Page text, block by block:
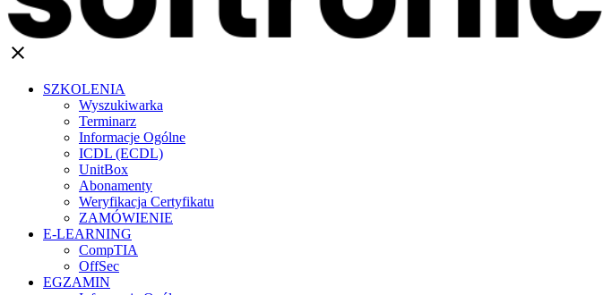
clear
SZKOLENIA
Wyszukiwarka
Terminarz
Informacje Ogólne
ICDL (ECDL)
UnitBox
Abonamenty
Weryfikacja Certyfikatu
ZAMÓWIENIE
E-LEARNING
CompTIA
OffSec
EGZAMIN